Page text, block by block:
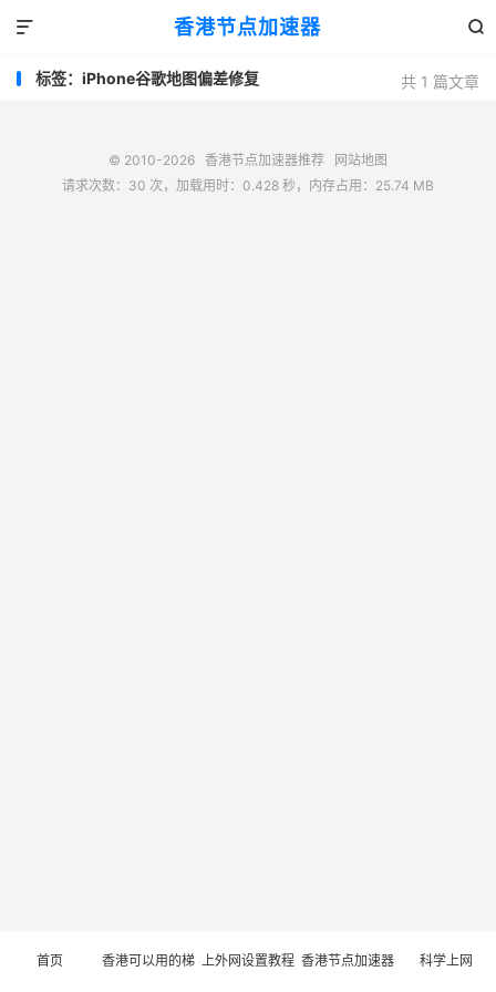
香港节点加速器 

共 1 篇文章
标签：iPhone谷歌地图偏差修复
© 2010-2026 香港节点加速器推荐
网站地图
请求次数：30 次，加载用时：0.428 秒，内存占用：25.74 MB
首页 香港可以用的梯 上外网设置教程 香港节点加速器 科学上网